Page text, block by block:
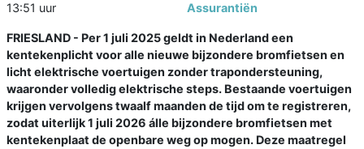
13:51 uur
Assurantiën
FRIESLAND - Per 1 juli 2025 geldt in Nederland een
kentekenplicht voor alle nieuwe bijzondere bromfietsen en
licht elektrische voertuigen zonder trapondersteuning,
waaronder volledig elektrische steps. Bestaande voertuigen
krijgen vervolgens twaalf maanden de tijd om te registreren,
zodat uiterlijk 1 juli 2026 álle bijzondere bromfietsen met
kentekenplaat de openbare weg op mogen. Deze maatregel